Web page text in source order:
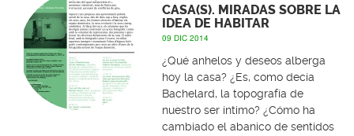
CASA(S). MIRADAS SOBRE LA
IDEA DE HABITAR
09 DIC 2014
¿Qué anhelos y deseos alberga
hoy la casa? ¿Es, como decía
Bachelard, la topografía de
nuestro ser íntimo? ¿Cómo ha
cambiado el abanico de sentidos